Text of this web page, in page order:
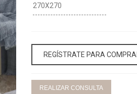
270X270
REGÍSTRATE PARA
REALIZAR CONSULTA